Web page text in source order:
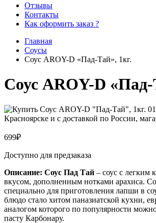
Отзывы
Контакты
Как оформить заказ ?
Главная
Соусы
Соус AROY-D «Пад-Тай», 1кг.
Соус AROY-D «Пад-
699₽
Доступно для предзаказа
Описание: Соус Пад Тай – соус с легким
вкусом, дополненным нотками арахиса.
специально для приготовления лапши в
блюдо стало хитом паназиатской кухни,
аналогом которого по популярности
пасту Карбонару.